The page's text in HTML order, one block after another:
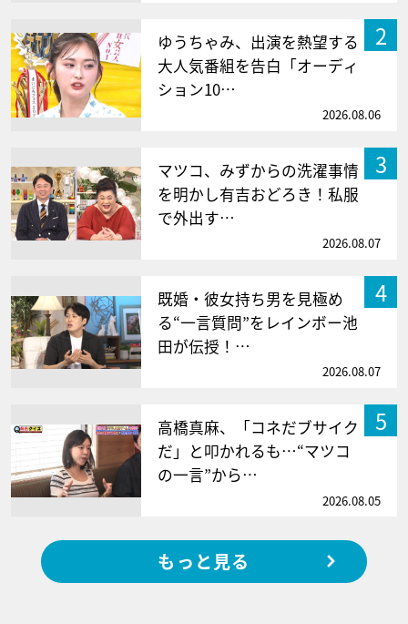
2
ゆうちゃみ、出演を熱望する
大人気番組を告白「オーディ
ション10…
2026.08.06
3
マツコ、みずからの洗濯事情
を明かし有吉おどろき！私服
で外出す…
2026.08.07
4
既婚・彼女持ち男を見極め
る“一言質問”をレインボー池
田が伝授！…
2026.08.07
5
高橋真麻、「コネだブサイク
だ」と叩かれるも…“マツコ
の一言”から…
2026.08.05
もっと見る